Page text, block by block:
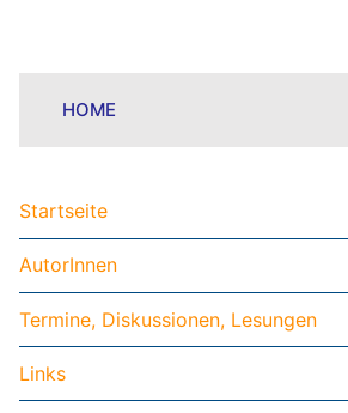
HOME
Startseite
AutorInnen
Termine, Diskussionen, Lesungen
Links